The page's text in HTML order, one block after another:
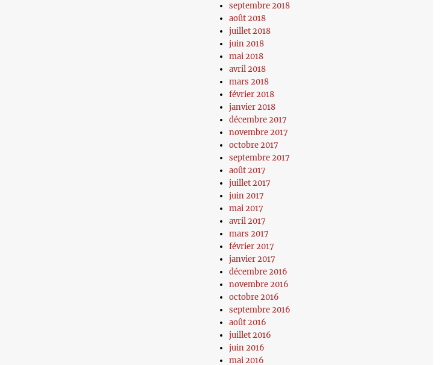
septembre 2018
août 2018
juillet 2018
juin 2018
mai 2018
avril 2018
mars 2018
février 2018
janvier 2018
décembre 2017
novembre 2017
octobre 2017
septembre 2017
août 2017
juillet 2017
juin 2017
mai 2017
avril 2017
mars 2017
février 2017
janvier 2017
décembre 2016
novembre 2016
octobre 2016
septembre 2016
août 2016
juillet 2016
juin 2016
mai 2016